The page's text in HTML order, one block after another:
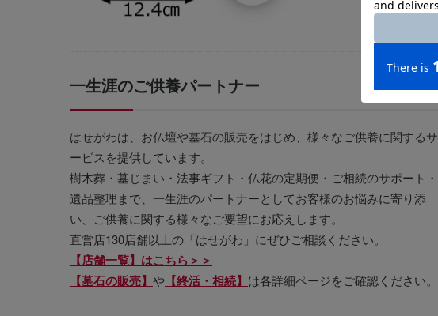
一生涯のご供養パートナー
はせがわは、お仏壇や墓石の販売をはじめ、様々なご供養に関するサ
ービスを提供しています。
樹木葬・墓じまい・法事ギフト・仏花の定期便・ご相続のサポート・
遺品整理まで、一生涯のパートナーとしてお客様のお悩みに寄り添
い、ご供養に関する様々なご要望にお応えします。
直営店130店舗以上の「はせがわ」にぜひご相談ください。
【店舗一覧】はこちら＞＞
【墓石の販売】 や 【終活・相続】 は各詳細ページをご確認ください。